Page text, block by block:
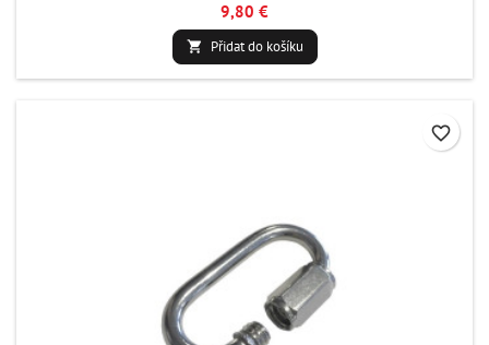
9,80 €
 Přidat do košíku
favorite_border